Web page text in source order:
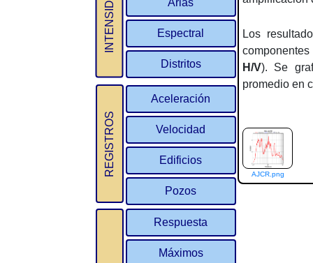
INTENSIDAD Arias
Espectral
Distritos
REGISTROS
Aceleración
Velocidad
Edificios
Pozos
Respuesta
Máximos
Los
H/V). Se
promedio en
AJCR.png